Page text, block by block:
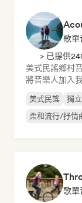
歌單
> 已提供
美式民謠鄉村
將音樂人加入
美式民謠 獨
柔和流行/抒情
歌單